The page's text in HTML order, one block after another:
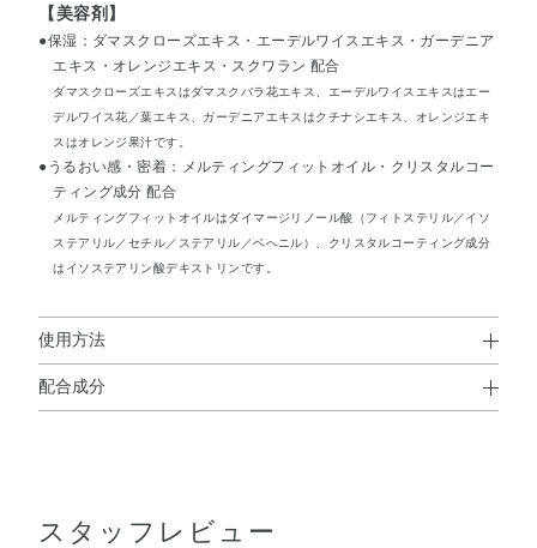
【美容剤】
●保湿：ダマスクローズエキス・エーデルワイスエキス・ガーデニア
エキス・オレンジエキス・スクワラン 配合
ダマスクローズエキスはダマスクバラ花エキス、エーデルワイスエキスはエー
デルワイス花／葉エキス、ガーデニアエキスはクチナシエキス、オレンジエキ
スはオレンジ果汁です。
●うるおい感・密着：メルティングフィットオイル・クリスタルコー
ティング成分 配合
メルティングフィットオイルはダイマージリノール酸（フィトステリル／イソ
ステアリル／セチル／ステアリル／ベへニル）、クリスタルコーティング成分
はイソステアリン酸デキストリンです。
使用方法
使用方法
配合成分
ステアリン酸ポリグリセリル－2・イソステアリン酸デキ
スタッフレビュー